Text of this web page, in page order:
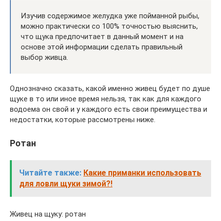
Изучив содержимое желудка уже пойманной рыбы,
можно практически со 100% точностью выяснить,
что щука предпочитает в данный момент и на
основе этой информации сделать правильный
выбор живца.
Однозначно сказать, какой именно живец будет по душе
щуке в то или иное время нельзя, так как для каждого
водоема он свой и у каждого есть свои преимущества и
недостатки, которые рассмотрены ниже.
Ротан
Читайте также: Какие приманки использовать
для ловли щуки зимой?!
Живец на щуку: ротан